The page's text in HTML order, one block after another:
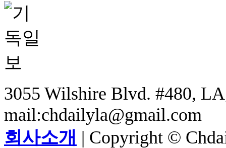
3055 Wilshire Blvd. #480,
mail:chdailyla@gmail.com
회사소개 | Copyright ©